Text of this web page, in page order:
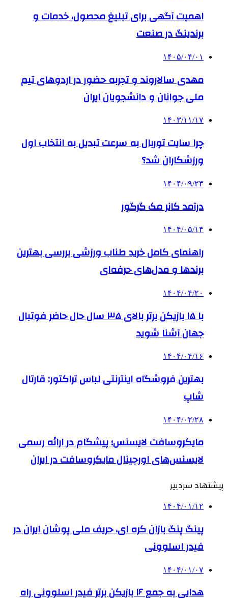
اهمیت آگهی برای تبلیغ محصول، خدمات و
برندینگ در صنعت
۱۴۰۵/۰۴/۰۱
مهدی سالاروند و تجربه حضور در اردوهای تیم
ملی جوانان و دانشجویان ایران
۱۴۰۳/۱۱/۱۷
چرا سایت توربال به ‌سرعت تبدیل به انتخاب اول
ورزشکاران شد؟
۱۴۰۴/۰۹/۲۳
درآمد کانر مک گرگور
۱۴۰۴/۰۵/۱۴
راهنمای کامل خرید طناب ورزشی بررسی بهترین
برندها و مدل‌های حرفه‌ای
۱۴۰۴/۰۴/۲۰
با ۱۵ بازیکن برتر بالای ۳۵ سال حال حاضر فوتبال
جهان آشنا شوید
۱۴۰۴/۰۴/۱۶
بهترین فروشگاه اینترنتی لباس تراکتور: قارتال
شاپ
۱۴۰۴/۰۲/۲۸
مایکروسافت لایسنس؛ پیشگام در ارائه رسمی
لایسنس‌های اورجینال مایکروسافت در ایران
پیشنهاد سردبیر
۱۴۰۴/۰۱/۱۲
پینگ پنگ بازان کره ای، حریف ملی پوشان ایران در
فیدر اسلوونی
۱۴۰۴/۰۱/۰۷
هدایی به جمع ۱۶ بازیکن برتر فیدر اسلوونی راه